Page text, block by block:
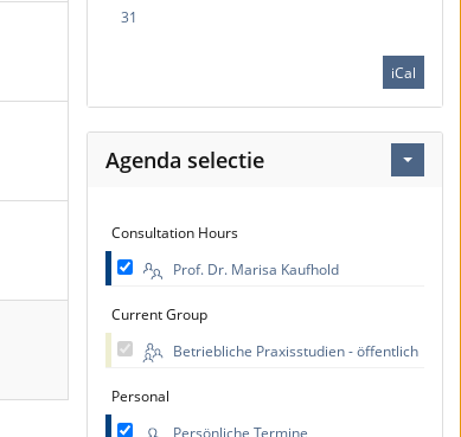
31
iCal
Agenda selectie
Consultation Hours
Prof. Dr. Marisa Kaufhold
Current Group
Betriebliche Praxisstudien - öffentlich
Personal